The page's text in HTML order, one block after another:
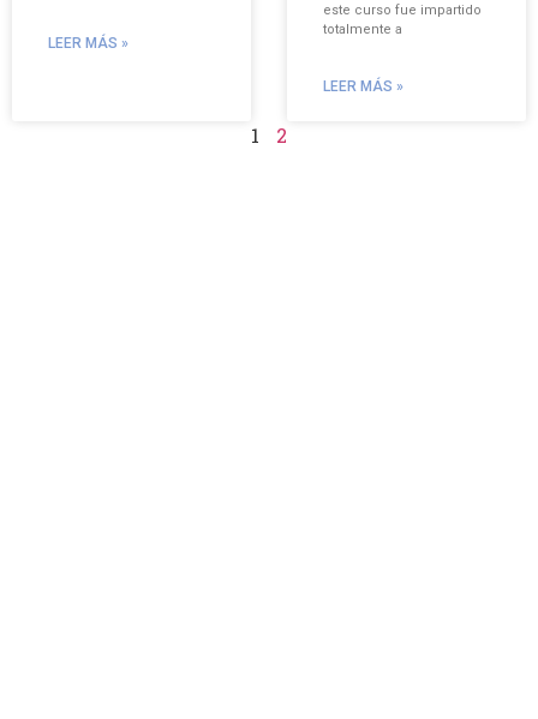
LEER MÁS »
este curso fue impartido
totalmente a
LEER MÁS »
1 2